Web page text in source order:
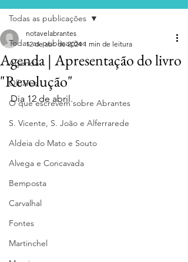
Todas as publicações
Agenda
Olhares
O que escrevem sobre Abrantes
S. Vicente, S. João e Alferrarede
Aldeia do Mato e Souto
Alvega e Concavada
Bemposta
Carvalhal
Fontes
Martinchel
Todas as publicações
Agenda | Apresentação do livro
"Revolução"
notavelabrantes
12 de abr. de 2024 1 min de leitura
Dia 12 de abril.